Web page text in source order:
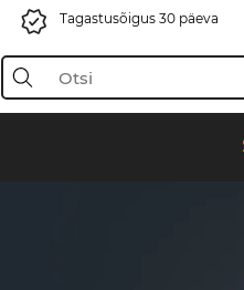
Tagastusõigus 30 päeva